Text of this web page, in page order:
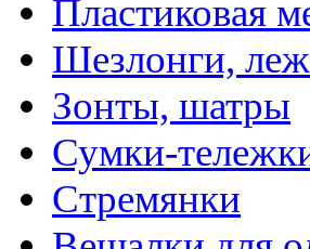
Пластиковая
Шезлонги,
Зонты, шатры
Сумки-
Стремянки